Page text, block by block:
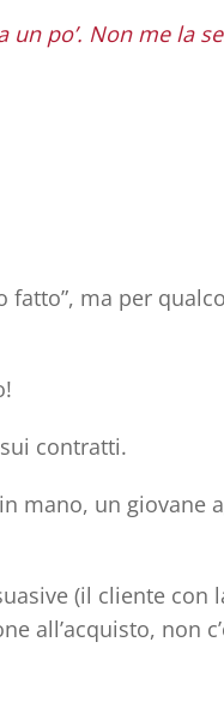
un po’. Non me la
ma per
!
contratti.
mano, un giovane
(il cliente con
all’acquisto, non